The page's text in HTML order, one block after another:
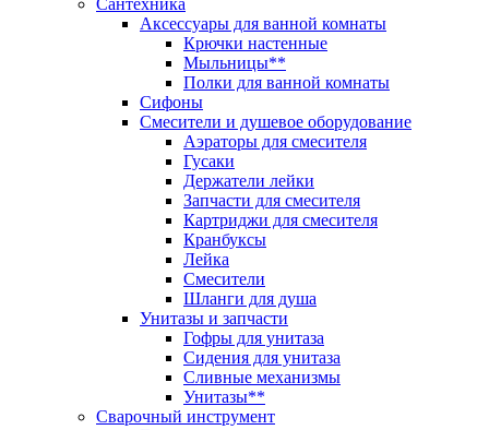
Сантехника
Аксессуары для ванной комнаты
Крючки настенные
Мыльницы**
Полки для ванной комнаты
Сифоны
Смесители и душевое оборудование
Аэраторы для смесителя
Гусаки
Держатели лейки
Запчасти для смесителя
Картриджи для смесителя
Кранбуксы
Лейка
Смесители
Шланги для душа
Унитазы и запчасти
Гофры для унитаза
Сидения для унитаза
Сливные механизмы
Унитазы**
Сварочный инструмент